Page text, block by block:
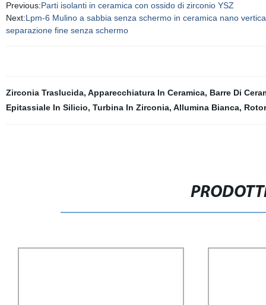
Previous:Parti isolanti in ceramica con ossido di zirconio YSZ
Next:Lpm-6 Mulino a sabbia senza schermo in ceramica nano
separazione fine senza schermo
Zirconia Traslucida, Apparecchiatura In Ceramica, Barre Di
Epitassiale In Silicio, Turbina In Zirconia, Allumina Bianca,